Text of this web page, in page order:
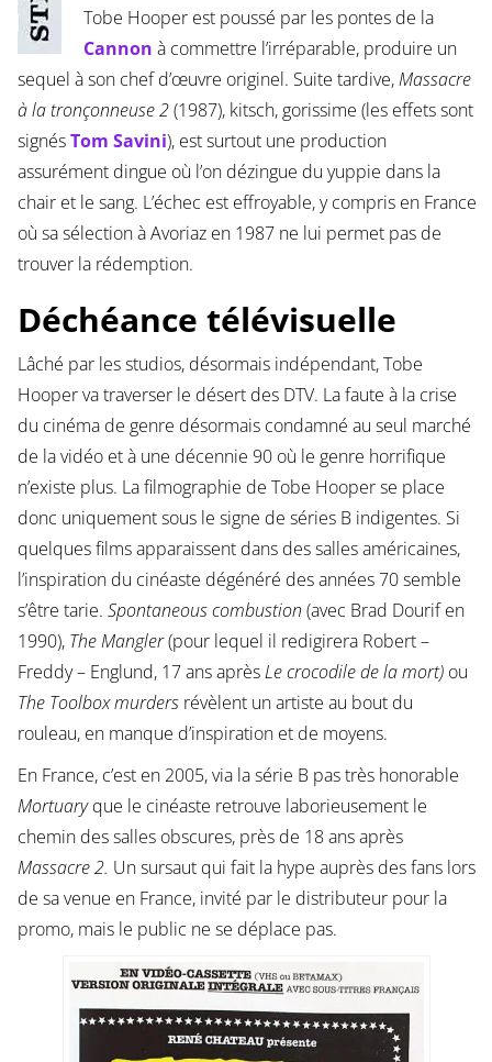
Tobe Hooper est poussé par les pontes de la
Cannon à commettre l’irréparable, produire un
sequel à son chef d’œuvre originel. Suite tardive,Massacre
à la tronçonneuse 2(1987), kitsch, gorissime (les effets sont
signésTom Savini), est surtout une production
assurément dingue où l’on dézingue du yuppie dans la
chair et le sang. L’échec est effroyable, y compris en France
où sa sélection à Avoriaz en 1987 ne lui permet pas de
trouver la rédemption.
Déchéance télévisuelle
Lâché par les studios, désormais indépendant, Tobe
Hooper va traverser le désert des DTV. La faute à la crise
du cinéma de genre désormais condamné au seul marché
de la vidéo et à une décennie 90 où le genre horrifique
n’existe plus. La filmographie de Tobe Hooper se place
donc uniquement sous le signe de séries B indigentes. Si
quelques films apparaissent dans des salles américaines,
l’inspiration du cinéaste dégénéré des années 70 semble
s’être tarie. Spontaneous combustion (avec Brad Dourif en
1990), The Mangler(pour lequel il redigirera Robert –
Freddy – Englund, 17 ans aprèsLe crocodile de la mort)ou
The Toolbox murdersrévèlent un artiste au bout du
rouleau, en manque d’inspiration et de moyens.
En France, c’est en 2005, via la série B pas très honorable
Mortuaryque le cinéaste retrouve laborieusement le
chemin des salles obscures, près de 18 ans après
Massacre 2. Un sursaut qui fait la hype auprès des fans lors
de sa venue en France, invité par le distributeur pour la
promo, mais le public ne se déplace pas.